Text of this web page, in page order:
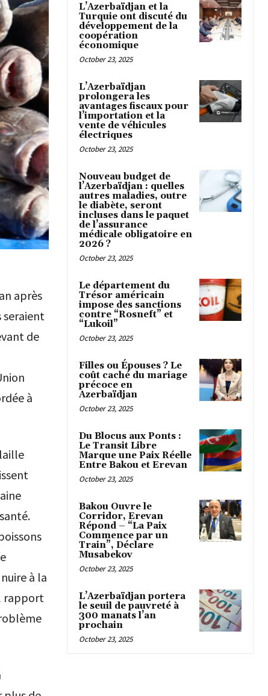
après
seraient
de
à
à la
rapport
L’Azerbaïdjan et la
Turquie ont discuté du
développement de la
coopération
économique
October 23, 2025
L’Azerbaïdjan
prolongera les
avantages fiscaux pour
l’importation et la
vente de véhicules
électriques
October 23, 2025
Nouveau budget de
l’Azerbaïdjan : quelles
autres maladies, outre
le diabète, seront
incluses dans le paquet
de l’assurance
médicale obligatoire en
2026 ?
October 23, 2025
Le département du
Trésor américain
impose des sanctions
contre “Rosneft” et
“Lukoil”
October 23, 2025
Filles ou Épouses ? Le
coût caché du mariage
précoce en
Azerbaïdjan
October 23, 2025
Du Blocus aux Ponts :
Le Transit Libre
Marque une Paix Réelle
Entre Bakou et Erevan
October 23, 2025
Bakou Ouvre le
Corridor, Erevan
Répond – “La Paix
Commence par un
Train”, Déclare
Musabekov
October 23, 2025
L’Azerbaïdjan portera
le seuil de pauvreté à
300 manats l’an
prochain
October 23, 2025